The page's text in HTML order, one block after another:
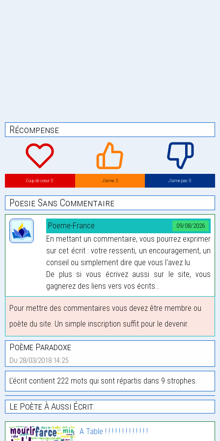
Récompense
Coup de coeur: 0 J’aime: 2 J’aime pas: 0
Poesie Sans Commentaire
09/08/2026
Poeme-France
En mettant un commentaire, vous pourrez exprimer
sur cet écrit : votre ressenti, un encouragement, un
conseil ou simplement dire que vous l'avez lu.
De plus si vous écrivez aussi sur le site, vous
gagnerez des liens vers vos écrits...
Pour mettre des commentaires vous devez être membre ou
poète du site. Un simple inscription suffit pour le devenir.
Poème Paradoxe
Du 28/03/2018 14:25
L'écrit contient 222 mots qui sont répartis dans 9 strophes.
Le Poète À Aussi Écrit:
A Table ! ! ! ! ! ! ! ! ! ! ! ! !